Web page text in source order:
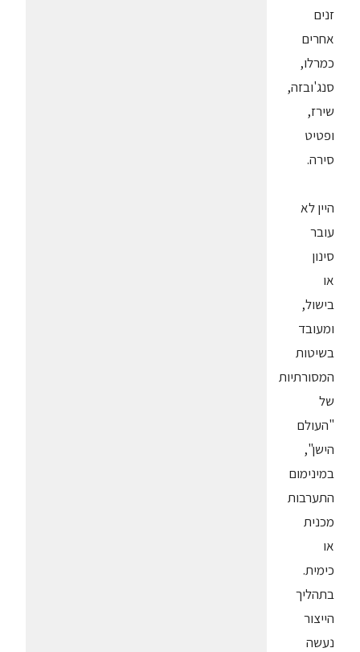
זנים
אחרים
כמרלו,
סנג'ובזה,
שירז,
ופטיט
סירה.
היין לא
עובר
סינון
או
בישול,
ומעובד
בשיטות
המסורתיות
של
"העולם
הישן",
במינימום
התערבות
מכנית
או
כימית.
בתהליך
הייצור
נעשה